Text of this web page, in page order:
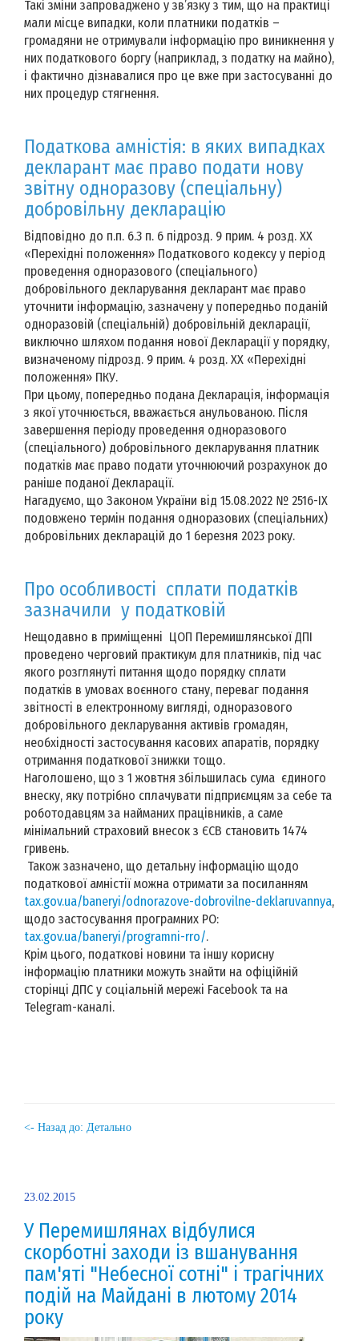
Такі зміни запроваджено у зв’язку з тим, що на практиці
мали місце випадки, коли платники податків –
громадяни не отримували інформацію про виникнення у
них податкового боргу (наприклад, з податку на майно),
і фактично дізнавалися про це вже при застосуванні до
них процедур стягнення.
Податкова амністія: в яких випадках
декларант має право подати нову
звітну одноразову (спеціальну)
добровільну декларацію
Відповідно до п.п. 6.3 п. 6 підрозд. 9 прим. 4 розд. XX
«Перехідні положення» Податкового кодексу у період
проведення одноразового (спеціального)
добровільного декларування декларант має право
уточнити інформацію, зазначену у попередньо поданій
одноразовій (спеціальній) добровільній декларації,
виключно шляхом подання нової Декларації у порядку,
визначеному підрозд. 9 прим. 4 розд. XX «Перехідні
положення» ПКУ.
При цьому, попередньо подана Декларація, інформація
з якої уточнюється, вважається анульованою. Після
завершення періоду проведення одноразового
(спеціального) добровільного декларування платник
податків має право подати уточнюючий розрахунок до
раніше поданої Декларації.
Нагадуємо, що Законом України від 15.08.2022 № 2516-ІХ
подовжено термін подання одноразових (спеціальних)
добровільних декларацій до 1 березня 2023 року.
Про особливості сплати податків
зазначили у податковій
Нещодавно в приміщенні ЦОП Перемишлянської ДПІ
проведено черговий практикум для платників, під час
якого розглянуті питання щодо порядку сплати
податків в умовах воєнного стану, переваг подання
звітності в електронному вигляді, одноразового
добровільного декларування активів громадян,
необхідності застосування касових апаратів, порядку
отримання податкової знижки тощо.
Наголошено, що з 1 жовтня збільшилась сума єдиного
внеску, яку потрібно сплачувати підприємцям за себе та
роботодавцям за найманих працівників, а саме
мінімальний страховий внесок з ЄСВ становить 1474
гривень.
Також зазначено, що детальну інформацію щодо
податкової амністії можна отримати за посиланням
tax.gov.ua/baneryi/odnorazove-dobrovilne-deklaruvannya,
щодо застосування програмних РО:
tax.gov.ua/baneryi/programni-rro/.
Крім цього, податкові новини та іншу корисну
інформацію платники можуть знайти на офіційній
сторінці ДПС у соціальній мережі Facebook та на
Telegram-каналі.
<- Назад до: Детально
23.02.2015
У Перемишлянах відбулися
скорботні заходи із вшанування
пам'яті "Небесної сотні" і трагічних
подій на Майдані в лютому 2014
року